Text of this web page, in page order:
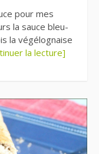
pour mes
la sauce bleu-
la végélognaise
la lecture]